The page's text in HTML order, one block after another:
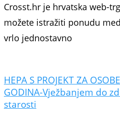
Crosst.hr je hrvatska web-
možete istražiti ponudu
vrlo jednostavno
HEPA S PROJEKT ZA
GODINA-Vježbanjem do
starosti